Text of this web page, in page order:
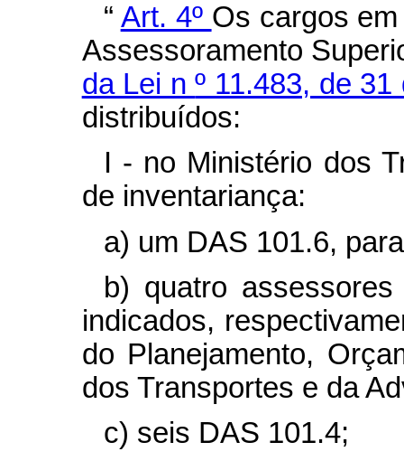
“ Art. 4º Os cargos
Assessoramento
da Lei nº 11.483, de
distribuídos:
I - no Ministério dos
de inventariança:
a) um DAS 101.6,
b) quatro
indicados,
do Planejamento,
dos Transportes e da
c) seis DAS 101.4;